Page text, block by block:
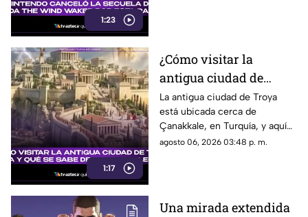
1:23
1:17
¿Cómo visitar la
antigua ciudad de
Troya en Turquía y qué
se sabe de su origen
legendario?
La antigua ciudad de Troya
está ubicada cerca de
Çanakkale, en Turquía, y aquí
te explicamos todos los
agosto 06, 2026 03:48 p. m.
Una mirada extendida